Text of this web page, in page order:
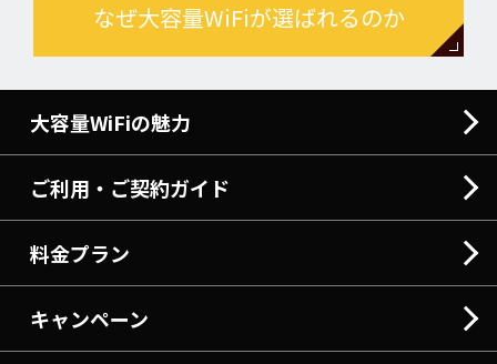
なぜ大容量WiFiが選ばれるのか
大容量WiFiの魅力
ご利用・ご契約ガイド
料金プラン
キャンペーン